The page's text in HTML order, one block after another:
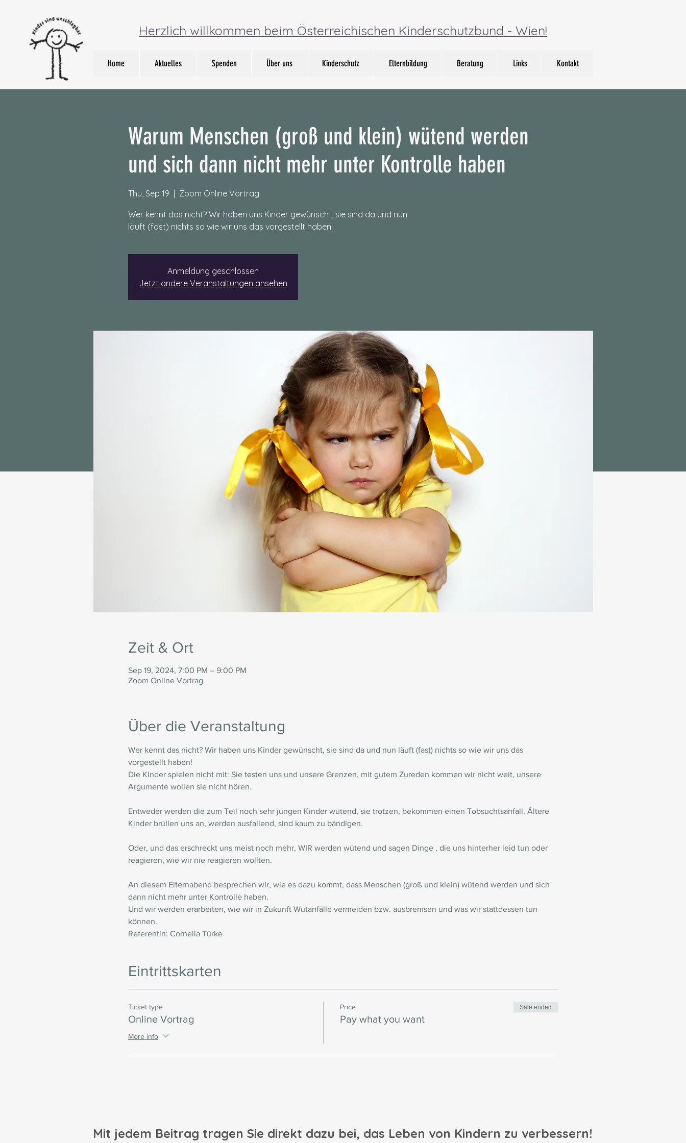
Herzlich willkommen beim Österreichischen Kinderschutzbund - Wien!
Home Aktuelles Spenden Über uns Kinderschutz Elternbildung Beratung Links Kontakt
Warum Menschen (groß und klein) wütend werden
und sich dann nicht mehr unter Kontrolle haben
Thu, Sep 19 Zoom Online Vortrag
Wer kennt das nicht? Wir haben uns Kinder gewünscht, sie sind da und nun
läuft (fast) nichts so wie wir uns das vorgestellt haben!
Anmeldung geschlossen
Jetzt andere Veranstaltungen ansehen
Zeit & Ort
Sep 19, 2024, 7:00 PM – 9:00 PM
Zoom Online Vortrag
Über die Veranstaltung
Wer kennt das nicht? Wir haben uns Kinder gewünscht, sie sind da und nun läuft (fast) nichts so wie wir uns das
vorgestellt haben!
Die Kinder spielen nicht mit: Sie testen uns und unsere Grenzen, mit gutem Zureden kommen wir nicht weit, unsere
Argumente wollen sie nicht hören.
Entweder werden die zum Teil noch sehr jungen Kinder wütend, sie trotzen, bekommen einen Tobsuchtsanfall. Ältere
Kinder brüllen uns an, werden ausfallend, sind kaum zu bändigen.
Oder, und das erschreckt uns meist noch mehr, WIR werden wütend und sagen Dinge , die uns hinterher leid tun oder
reagieren, wie wir nie reagieren wollten.
An diesem Elternabend besprechen wir, wie es dazu kommt, dass Menschen (groß und klein) wütend werden und sich
dann nicht mehr unter Kontrolle haben.
Und wir werden erarbeiten, wie wir in Zukunft Wutanfälle vermeiden bzw. ausbremsen und was wir stattdessen tun
können.
Referentin: Cornelia Türke
Eintrittskarten
Ticket type
Online Vortrag
More info
Price
Pay what you want
Sale ended
Mit jedem Beitrag tragen Sie direkt dazu bei, das Leben von Kindern zu verbessern!